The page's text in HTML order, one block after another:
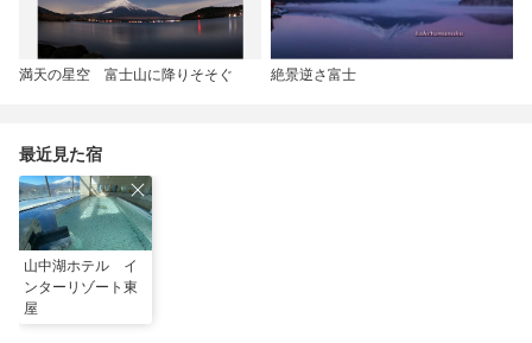
満天の星空 富士山に降りそそぐ 絶景逆さ富士
最近見た宿
山中湖ホテル イ
ンターリゾート東
屋